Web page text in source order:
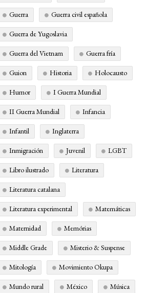
Guerra Guerra civil española
Guerra de Yugoslavia
Guerra del Vietnam Guerra fría
Guion Historia Holocausto
Humor I Guerra Mundial
II Guerra Mundial Infancia
Infantil Inglaterra
Inmigración Juvenil LGBT
Libro ilustrado Literatura
Literatura catalana
Literatura experimental Matemáticas
Maternidad Memórias
Middle Grade Misterio & Suspense
Mitología Movimiento Okupa
Mundo rural México Música